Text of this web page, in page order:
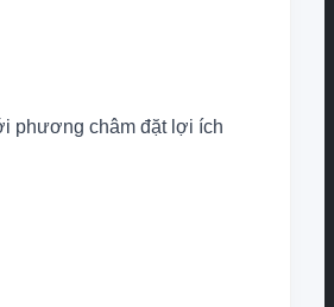
phương châm đặt lợi ích